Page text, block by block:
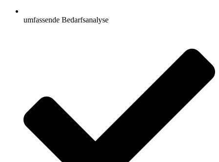
umfassende Bedarfsanalyse